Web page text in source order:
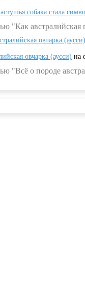
собака стала
"Как
овчарка (аусси)
овчарка (аусси) на
"Всё о породе